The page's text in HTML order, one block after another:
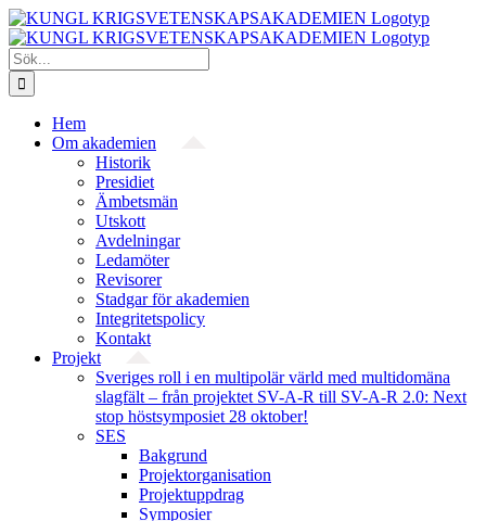
Fortsätt
till
innehållet
Sök
efter:
Hem
Om akademien
Historik
Presidiet
Ämbetsmän
Utskott
Avdelningar
Ledamöter
Revisorer
Stadgar för akademien
Integritetspolicy
Kontakt
Projekt
Sveriges roll i en multipolär värld med multidomäna
slagfält – från projektet SV-A-R till SV-A-R 2.0: Next
stop höstsymposiet 28 oktober!
SES
Bakgrund
Projekt­organisation
Projektuppdrag
Symposier